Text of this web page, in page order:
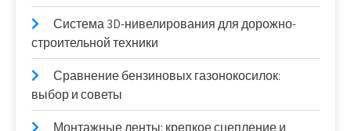
Система 3D-нивелирования для дорожно-
строительной техники
Сравнение бензиновых газонокосилок:
выбор и советы
Монтажные ленты: крепкое сцепление и